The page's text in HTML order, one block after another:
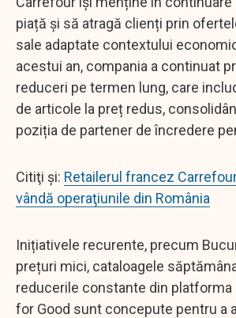
piață și să atragă clienți prin
sale adaptate contextului
acestui an, compania a continuat
reduceri pe termen lung, care
de articole la preț redus,
poziția de partener de încredere
Citiţi şi: Retailerul francez
vândă operaţiunile din România
Inițiativele recurente, precum
prețuri mici, cataloagele
reducerile constante din platforma
for Good sunt concepute pentru a